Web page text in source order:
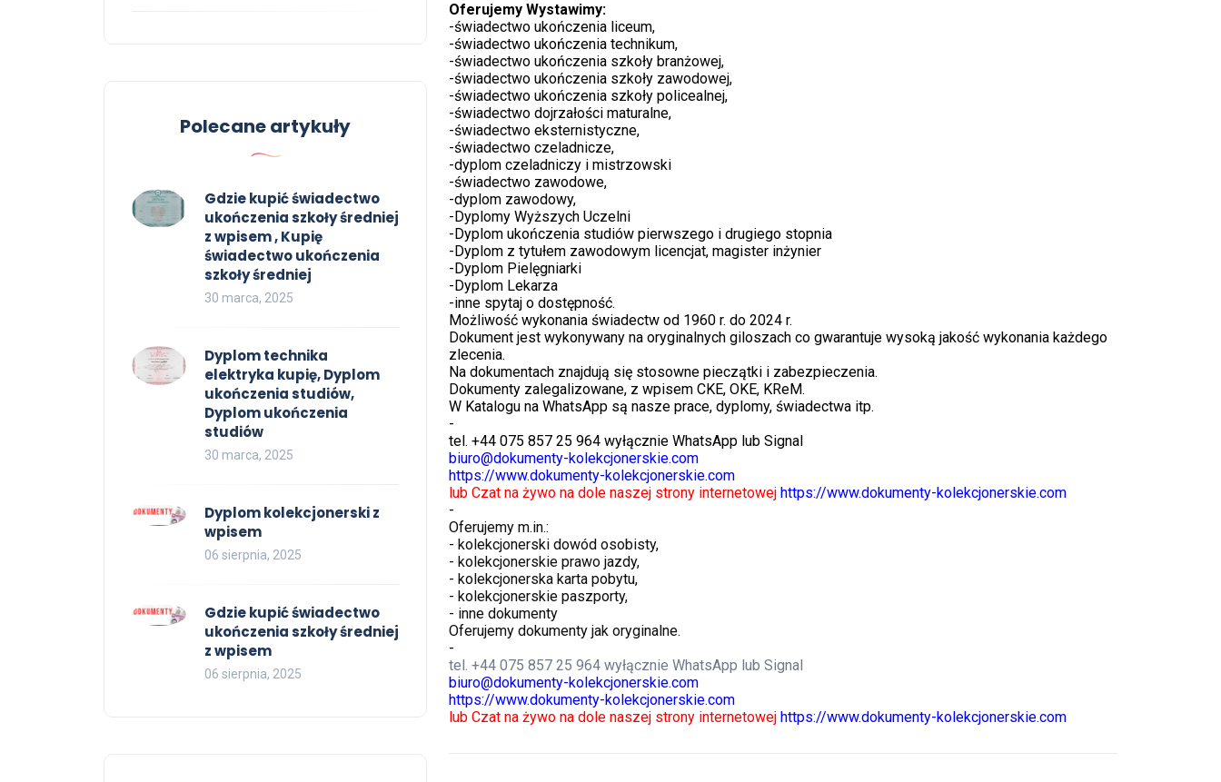
Oferujemy Wystawimy:
-świadectwo ukończenia liceum,
-świadectwo ukończenia technikum,
-świadectwo ukończenia szkoły branżowej,
-świadectwo ukończenia szkoły zawodowej,
-świadectwo ukończenia szkoły policealnej,
-świadectwo dojrzałości maturalne,
-świadectwo eksternistyczne,
-świadectwo czeladnicze,
-dyplom czeladniczy i mistrzowski
-świadectwo zawodowe,
-dyplom zawodowy,
-Dyplomy Wyższych Uczelni
-Dyplom ukończenia studiów pierwszego i drugiego stopnia
-Dyplom z tytułem zawodowym licencjat, magister inżynier
-Dyplom Pielęgniarki
-Dyplom Lekarza
-inne spytaj o dostępność.
Możliwość wykonania świadectw od 1960 r. do 2024 r.
Dokument jest wykonywany na oryginalnych giloszach co gwarantuje wysoką jakość wykonania każdego
zlecenia.
Na dokumentach znajdują się stosowne pieczątki i zabezpieczenia.
Dokumenty zalegalizowane, z wpisem CKE, OKE, KReM.
W Katalogu na WhatsApp są nasze prace, dyplomy, świadectwa itp.
-
tel. +44 075 857 25 964 wyłącznie WhatsApp lub Signal
biuro@dokumenty-kolekcjonerskie.com
https://www.dokumenty-kolekcjonerskie.com
lub Czat na żywo na dole naszej strony internetowej https://www.dokumenty-kolekcjonerskie.com
-
Oferujemy m.in.:
- kolekcjonerski dowód osobisty,
- kolekcjonerskie prawo jazdy,
- kolekcjonerska karta pobytu,
- kolekcjonerskie paszporty,
- inne dokumenty
Oferujemy dokumenty jak oryginalne.
-
tel. +44 075 857 25 964 wyłącznie WhatsApp lub Signal
biuro@dokumenty-kolekcjonerskie.com
https://www.dokumenty-kolekcjonerskie.com
lub Czat na żywo na dole naszej strony internetowej https://www.dokumenty-kolekcjonerskie.com
Polecane artykuły
Gdzie kupić świadectwo
ukończenia szkoły średniej
z wpisem , Kupię
świadectwo ukończenia
szkoły średniej
30 marca, 2025
Dyplom technika
elektryka kupię, Dyplom
ukończenia studiów,
Dyplom ukończenia
studiów
30 marca, 2025
Dyplom kolekcjonerski z
wpisem
06 sierpnia, 2025
Gdzie kupić świadectwo
ukończenia szkoły średniej
z wpisem
06 sierpnia, 2025